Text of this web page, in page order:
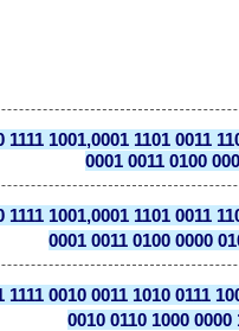
1111 1001,0001 1101 0011
0001 0011 0100
1111 1001,0001 1101 0011
0001 0011 0100 0000
1111 0010 0011 1010 0111
0010 0110 1000 0000